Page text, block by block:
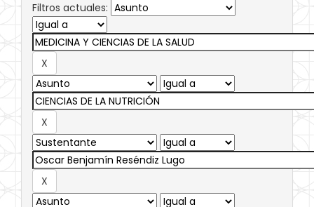
Filtros actuales: